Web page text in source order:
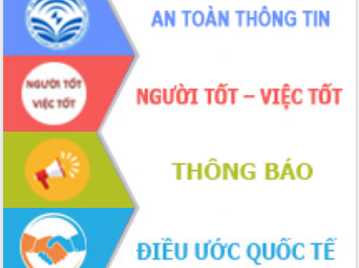
Tăng cường giám sát, đôn đốc thực
hiện nhiệm vụ quản lý tài sản công
hàng tuần
Tháo gỡ những vướng mắc, đẩy mạnh
công tác cải cách thủ tục hành chính
tại Trung tâm Phục vụ hành chính
công tỉnh
Đắk Lắk: Tôn vinh 46 giải pháp tại Hội
thi Sáng tạo Kỹ thuật 2024 - 2025
Đắk Lắk rà soát, điều chỉnh Đề án 190
về phát triển nuôi trồng thủy sản
Phó Chủ tịch UBND tỉnh Đắk Lắk
Trương Công Thái kiểm tra thực địa
Dự án cao tốc Khánh Hòa - Buôn Ma
Thuột